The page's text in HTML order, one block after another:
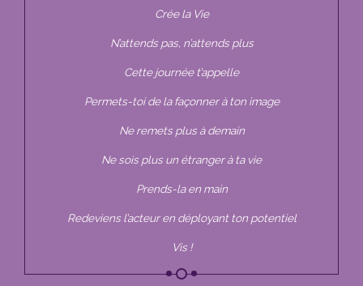
Crée la Vie
N’attends pas, n’attends plus
Cette journée t’appelle
Permets-toi de la façonner à ton image
Ne remets plus à demain
Ne sois plus un étranger à ta vie
Prends-la en main
Redeviens l’acteur en déployant ton potentiel
Vis !